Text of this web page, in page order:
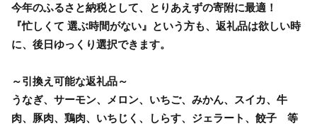
今年のふるさと納税として、とりあえずの寄附に最適！
『忙しくて 選ぶ時間がない』という方も、返礼品は欲しい時
に、後日ゆっくり選択できます。
～引換え可能な返礼品～
うなぎ、サーモン、メロン、いちご、みかん、スイカ、牛
肉、豚肉、鶏肉、いちじく、しらす、ジェラート、餃子 等